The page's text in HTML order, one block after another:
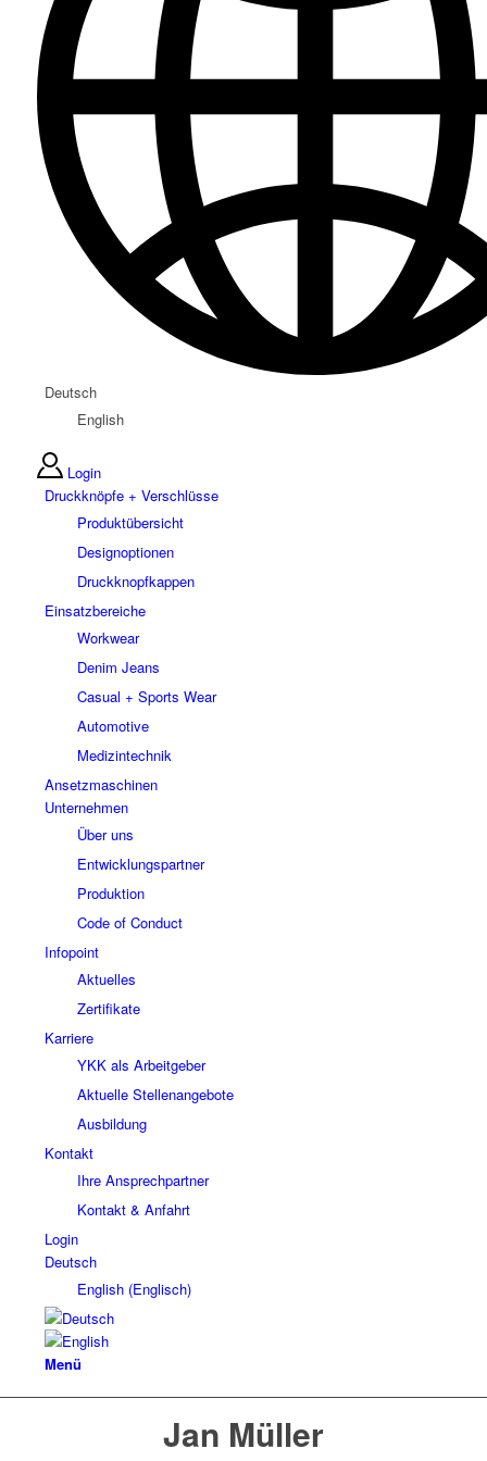
Deutsch
English
Login
Druckknöpfe + Verschlüsse
Produktübersicht
Designoptionen
Druckknopfkappen
Einsatzbereiche
Workwear
Denim Jeans
Casual + Sports Wear
Automotive
Medizintechnik
Ansetzmaschinen
Unternehmen
Über uns
Entwicklungspartner
Produktion
Code of Conduct
Infopoint
Aktuelles
Zertifikate
Karriere
YKK als Arbeitgeber
Aktuelle Stellenangebote
Ausbildung
Kontakt
Ihre Ansprechpartner
Kontakt & Anfahrt
Login
Deutsch
English(Englisch)
Menü
Jan Müller